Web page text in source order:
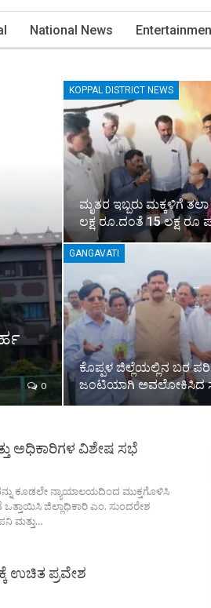
National News
0
KOPPAL DISTRICT NEWS
ಮೃತರ ಇಬ್ಬರು ಮಕ್ಕಳಿಗೆ
ಲಕ್ಷ ರೂ.ದಂತೆ 15 ಲಕ್ಷ ರೂ
GANGAVATI
ಕೊಪ್ಪಳ ಜಿಲ್ಲೆಯಲ್ಲಿನ ಬರ
ಜಂಟಿಯಾಗಿ ಅವಲೋಕಿಸಿದ
ಅಧಿಕಾರಿಗಳ ವಿಶೇಷ ಸಭೆ
ಕೂಡಲೇ ನ್ಯಾಯಾಲಯದಿಂದ ಮುಕ್ತಗೊಳಿಸಿ
ಜಿಲ್ಲಾಧಿಕಾರಿ ಎಂ. ಸುಂದರೇಶ
ಮತ್ತು…
ಉಚಿತ ಪ್ರವೇಶ